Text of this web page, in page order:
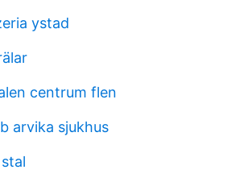
ystad
centrum flen
arvika sjukhus